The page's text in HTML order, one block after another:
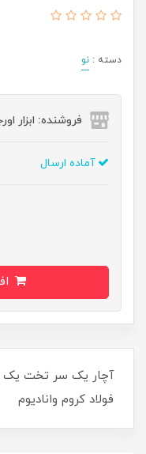
دسته : نو
فروشنده: ابزار
آماده ارسال
آچار یک سر تخت یک
فولاد کروم وانادیوم